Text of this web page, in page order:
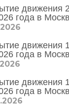
движения
года в
движения
года в
движения
года в